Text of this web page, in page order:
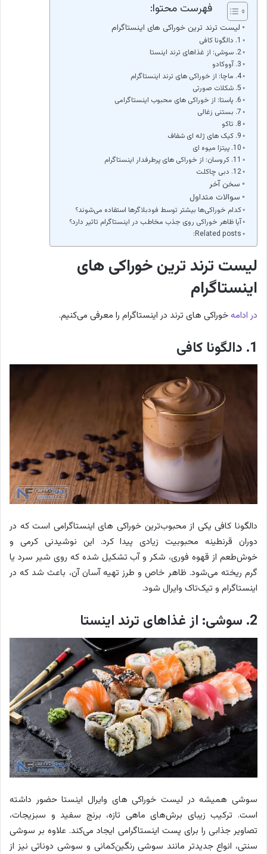
فهرست محتوا:
لیست ترند ترین خوراکی های اینستاگرام
1. دالگونا کافی
2. سوشی: از غذاهای ترند اینستا
3. آووکادو
4. ماچا: از خوراکی های ترند اینستاگرام
5. شکلات صورتی
6. پاستا: از خوراکی های محبوب اینستاگرامی
7. بستنی زغالی
8. تاکو
9. کیک های ژله ای شفاف
10. پیتزا میوه ای
11. کروسان: از خوراکی های پرطرفدار اینستاگرام
12. دبی چاکلت
سخن آخر
سوالات متداول
کدام خوراکی‌ها بیشتر توسط فودبلاگرها استفاده می‌شوند؟
آیا ظاهر خوراکی روی جذب مخاطب در اینستاگرام تاثیر دارد؟
Related posts:
لیست ترند ترین خوراکی های
اینستاگرام
در ادامهخوراکی های ترند در اینستاگرام را معرفی می‌کنیم.
1. دالگونا کافی
دالگونا کافی یکی از محبوب‌ترین خوراکی‌ های اینستاگرامی است که در
دوران قرنطینه محبوبیت زیادی پیدا کرد. این نوشیدنی کرمی و
خوش‌طعم از قهوه فوری، شکر و آب تشکیل شده که روی شیر سرد یا
گرم ریخته می‌شود. ظاهر خاص و طرز تهیه آسان آن، باعث شد که در
اینستاگرام و تیک‌تاک وایرال شود.
2. سوشی: از غذاهای ترند اینستا
سوشی همیشه در لیست خوراکی های وایرال اینستا حضور داشته
است. ترکیب زیبای برش‌های ماهی تازه، برنج سفید و سبزیجات،
تصاویر جذابی را برای پست اینستاگرامی ایجاد می‌کند. علاوه بر سوشی
سنتی، انواع جدیدتر مانند سوشی رنگین‌کمانی و سوشی دوناتی نیز از